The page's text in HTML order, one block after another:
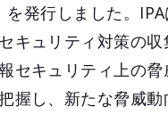
を発行しました。
キュリティ対策の収
セキュリティ上の
握し、新たな脅威動